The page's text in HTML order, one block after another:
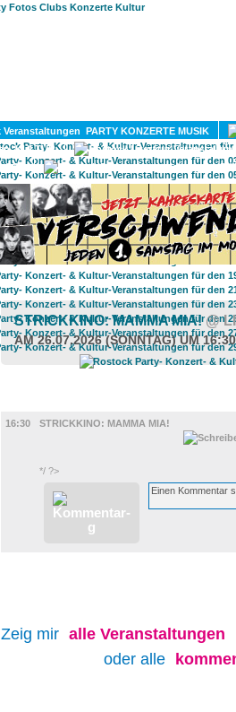
PARTY KONZERTE MUSIK
KULTUR
GAY
STRICKKINO: MAMMA MIA!@
AM 26.07.2026 (SONNTAG) UM
16:30
STRICKKINO: MAMMA MIA!
*/ ?>
Zeig mir alle Veranstaltungen
oder alle